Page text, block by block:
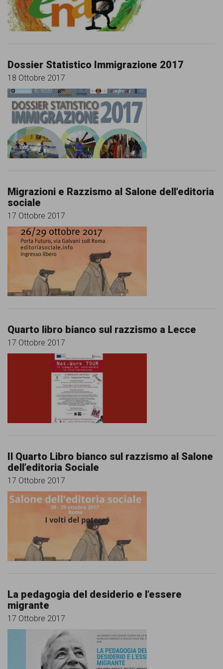
Dossier Statistico Immigrazione 2017
18 Ottobre 2017
Migrazioni e Razzismo al Salone dell’editoria
sociale
17 Ottobre 2017
Quarto libro bianco sul razzismo a Lecce
17 Ottobre 2017
Il Quarto Libro bianco sul razzismo al Salone
dell’editoria Sociale
17 Ottobre 2017
La pedagogia del desiderio e l’essere
migrante
17 Ottobre 2017